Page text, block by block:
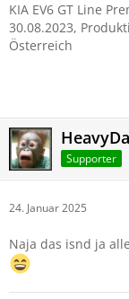
KIA EV6 GT Line
30.08.2023,
Österreich
Supporter
24. Januar 2025
Naja das isnd ja